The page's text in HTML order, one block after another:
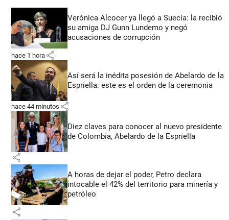
Verónica Alcocer ya llegó a Suecia: la recibió
su amiga DJ Gunn Lundemo y negó
acusaciones de corrupción
hace 1 hora share
Así será la inédita posesión de Abelardo de la
Espriella: este es el orden de la ceremonia
hace 44 minutos share
Diez claves para conocer al nuevo presidente
de Colombia, Abelardo de la Espriella
share
A horas de dejar el poder, Petro declara
intocable el 42% del territorio para minería y
petróleo
share